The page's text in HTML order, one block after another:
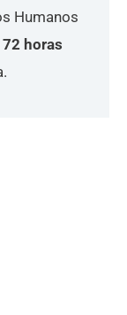
Humanos
72 horas